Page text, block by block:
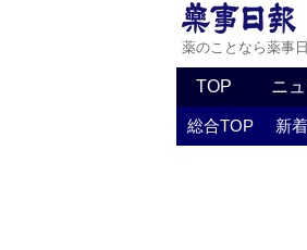
薬のことなら薬事
TOP ニ
総合TOP 新